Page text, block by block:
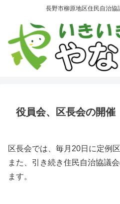
長野市柳原地区住民自治協
役員会、区長会の開催
区長会では、毎月20日に定例
また、引き続き住民自治協議
ます。